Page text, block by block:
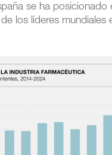
se ha posicionado
los líderes mundiales